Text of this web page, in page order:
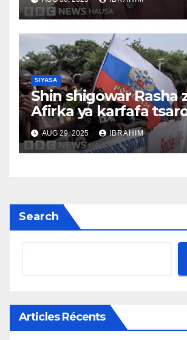
lokaci 3,37
SIYASA
Shin shigowar Rasha
Afirka ya karfafa
Sahel?
AUG 29, 2025 IBRAHIM
Search
Articles Récents